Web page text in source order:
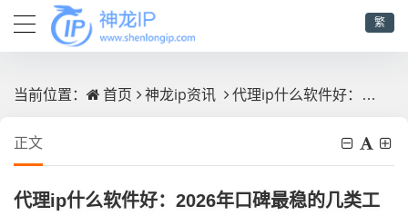
繁
当前位置： 首页 神龙ip资讯 代理ip什么软件好：2026年口碑最稳的几类工具横向对比来了
正文
代理ip什么软件好：2026年口碑最稳的几类工